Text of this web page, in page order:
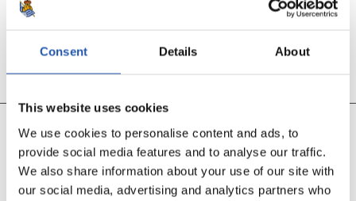
Consent Details About
This website uses cookies
We use cookies to personalise content and ads, to
provide social media features and to analyse our traffic.
We also share information about your use of our site with
our social media, advertising and analytics partners who
ENTRAN OYARZABAL Y TURRIENTES
POR MERINO Y SADIQ
73’
ENTRAN JANUZAJ Y NIANZOU